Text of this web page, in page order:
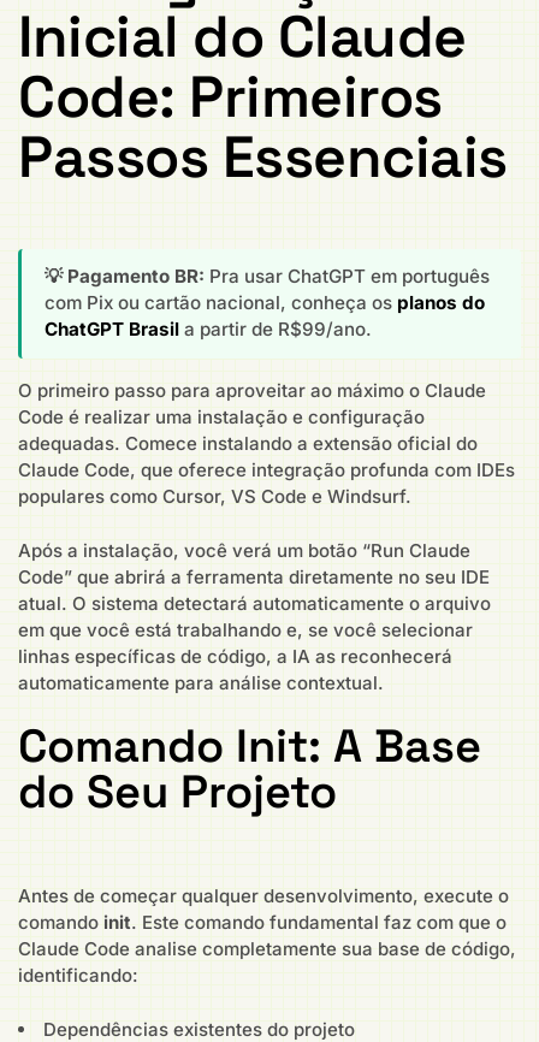
Inicial do Claude
Code: Primeiros
Passos Essenciais
💡 Pagamento BR: Pra usar ChatGPT em português
com Pix ou cartão nacional, conheça os planos do
ChatGPT Brasil a partir de R$99/ano.
O primeiro passo para aproveitar ao máximo o Claude
Code é realizar uma instalação e configuração
adequadas. Comece instalando a extensão oficial do
Claude Code, que oferece integração profunda com IDEs
populares como Cursor, VS Code e Windsurf.
Após a instalação, você verá um botão “Run Claude
Code” que abrirá a ferramenta diretamente no seu IDE
atual. O sistema detectará automaticamente o arquivo
em que você está trabalhando e, se você selecionar
linhas específicas de código, a IA as reconhecerá
automaticamente para análise contextual.
Comando Init: A Base
do Seu Projeto
Antes de começar qualquer desenvolvimento, execute o
comando init. Este comando fundamental faz com que o
Claude Code analise completamente sua base de código,
identificando:
Dependências existentes do projeto